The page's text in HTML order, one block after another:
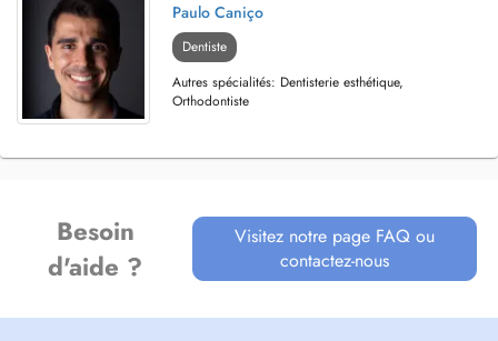
Paulo Caniço
Dentiste
Autres spécialités: Dentisterie esthétique,
Orthodontiste
Besoin
d'aide ?
Visitez notre page FAQ ou
contactez-nous